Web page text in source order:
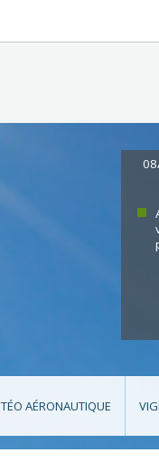
AÉRONAUTIQUE